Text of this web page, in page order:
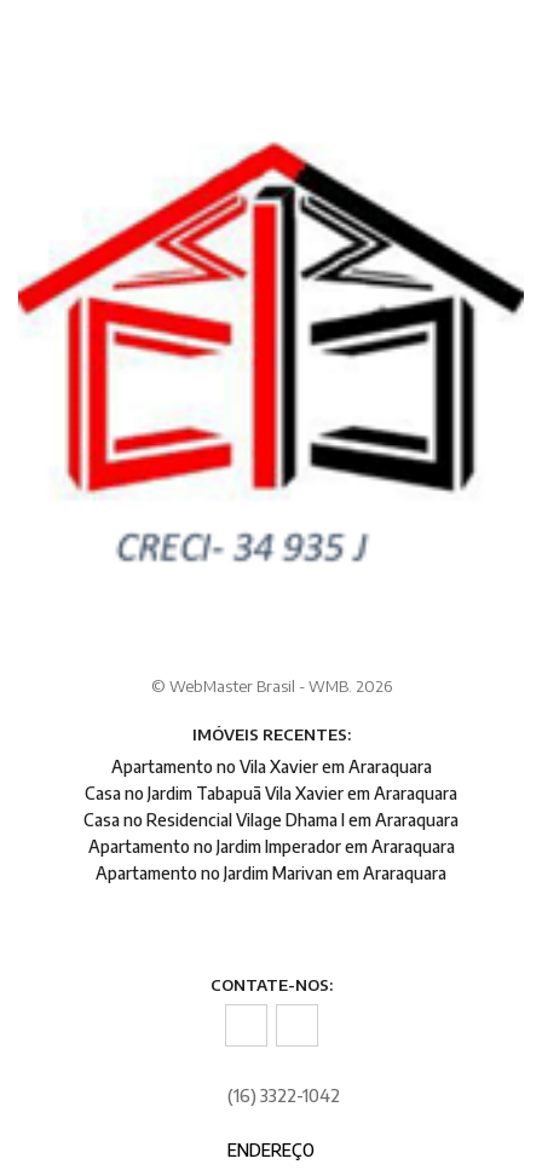
© WebMaster Brasil - WMB. 2026
IMÓVEIS RECENTES:
Apartamento no Vila Xavier em Araraquara
Casa no Jardim Tabapuã Vila Xavier em Araraquara
Casa no Residencial Vilage Dhama I em Araraquara
Apartamento no Jardim Imperador em Araraquara
Apartamento no Jardim Marivan em Araraquara
CONTATE-NOS:
(16) 3322-1042
ENDEREÇO